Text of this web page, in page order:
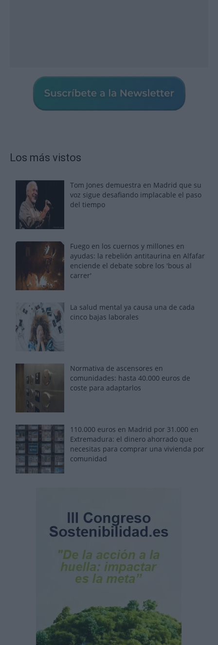
Los más vistos
Tom Jones demuestra en Madrid que su
voz sigue desafiando implacable el paso
del tiempo
Fuego en los cuernos y millones en
ayudas: la rebelión antitaurina en Alfafar
enciende el debate sobre los 'bous al
carrer'
La salud mental ya causa una de cada
cinco bajas laborales
Normativa de ascensores en
comunidades: hasta 40.000 euros de
coste para adaptarlos
110.000 euros en Madrid por 31.000 en
Extremadura: el dinero ahorrado que
necesitas para comprar una vivienda por
comunidad